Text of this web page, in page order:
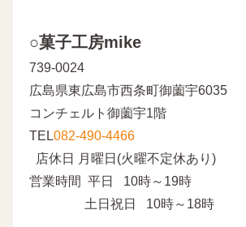
○菓子工房mike
739-0024
広島県東広島市西条町御薗宇6035
コンチェルト御薗宇1階
TEL082-490-4466
店休日 月曜日(火曜不定休あり)
営業時間 平日 10時～19時
土日祝日 10時～18時